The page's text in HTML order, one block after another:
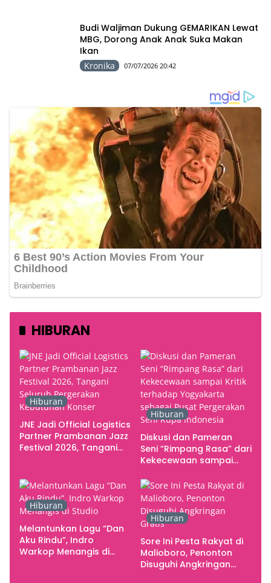
Budi Waljiman Dukung GEMARIKAN Lewat
MBG, Dorong Anak Anak Suka Makan
Ikan
Kronika 07/07/2026 20:42
HIBURAN
Hiburan
JNE Jadi Official Logistics
Partner Prambanan Jazz
Festival 2026, Tangani
Hiburan
Diskusi dan Pameran
Seni “Rimpang Rasa” dari
Kekecewaan sampai
Yogyakarta sebagai
Pusat Pergerakan Seni
Rupa Indonesia
Hiburan
Melantunkan Lagu “Dan
Aku Rindu”, Indro
Warkop Menangis di
Hiburan
Sore Ini Pesta Rakyat di
Malioboro, Penonton
Disuguhi Angkringan